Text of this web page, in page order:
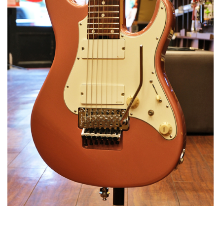
ベース ウクレレ
ドラム パーカッション
キーボード 電子ピアノ
その他楽器
エフェクター
DJ機器 DTM